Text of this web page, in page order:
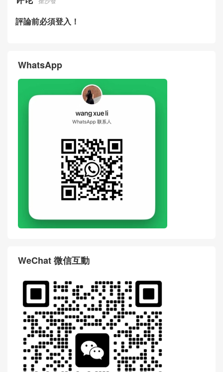
Bottega Veneta New Men's B
ag Small Andiamo Shoulder
评论
評論前必須登入！
WeChat 微信互動